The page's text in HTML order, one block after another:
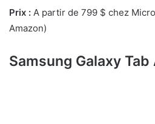
Prix : A partir de 799 $ chez
Amazon)
Samsung Galaxy